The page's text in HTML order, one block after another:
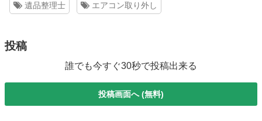
遺品整理士 エアコン取り外し
投稿
誰でも今すぐ30秒で投稿出来る
投稿画面へ (無料)